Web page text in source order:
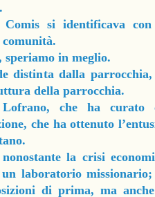
Comis si identificava
speriamo in meglio.
distinta dalla parrocchia,
della parrocchia.
che ha curato
che ha ottenuto
la crisi
laboratorio
di prima, ma